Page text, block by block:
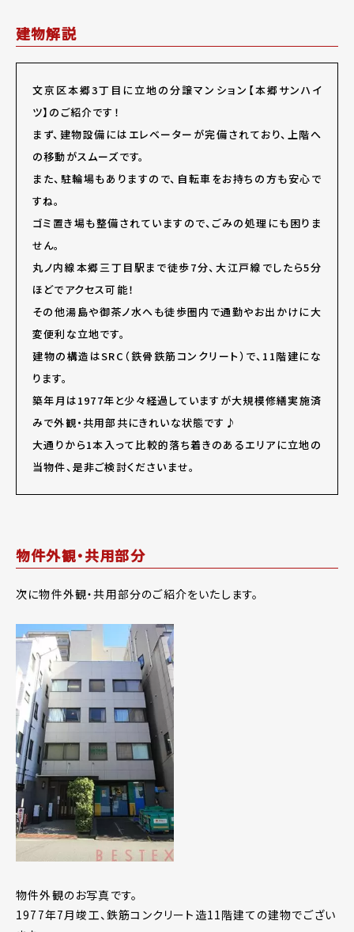
建物解説
文京区本郷3丁目に立地の分譲マンション【本郷サンハイ
ツ】のご紹介です！
まず、建物設備にはエレベーターが完備されており、上階へ
の移動がスムーズです。
また、駐輪場もありますので、自転車をお持ちの方も安心で
すね。
ゴミ置き場も整備されていますので、ごみの処理にも困りま
せん。
丸ノ内線本郷三丁目駅まで徒歩7分、大江戸線でしたら5分
ほどでアクセス可能！
その他湯島や御茶ノ水へも徒歩圏内で通勤やお出かけに大
変便利な立地です。
建物の構造はSRC（鉄骨鉄筋コンクリート）で、11階建にな
ります。
築年月は1977年と少々経過していますが大規模修繕実施済
みで外観・共用部共にきれいな状態です♪
大通りから1本入って比較的落ち着きのあるエリアに立地の
当物件、是非ご検討くださいませ。
物件外観・共用部分
次に物件外観・共用部分のご紹介をいたします。
物件外観のお写真です。
1977年7月竣工、鉄筋コンクリート造11階建ての建物でござい